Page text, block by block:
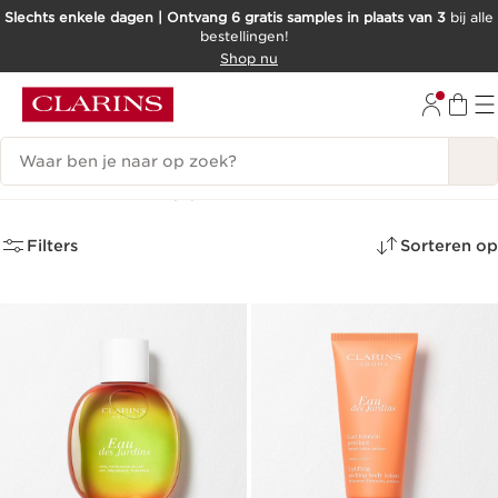
DOORGAAN NAAR INHOUD
Slechts enkele dagen | Ontvang 6 gratis samples in plaats van 3 bij alle
bestellingen!
Shop nu
Zoekgeschiedenis
Verfrissend (3)
Filters Sorteren op